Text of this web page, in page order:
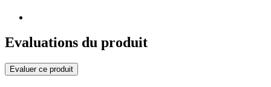
Evaluations du produit
Evaluer ce produit